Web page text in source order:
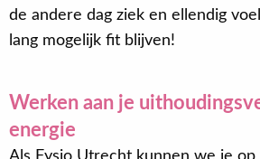
de andere dag ziek en ellendig
lang mogelijk fit blijven!
Werken aan je
energie